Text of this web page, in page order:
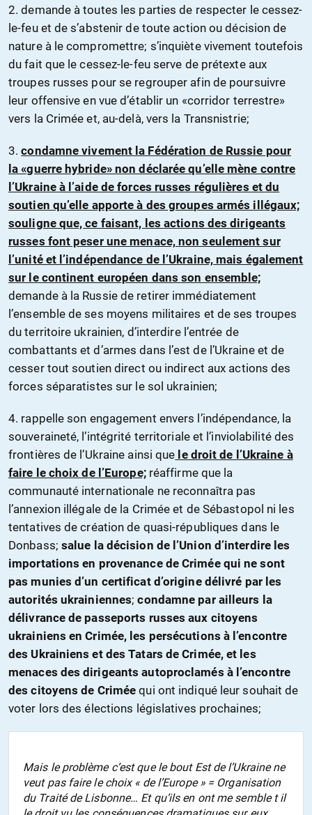
2. demande à toutes les parties de respecter le cessez-
le-feu et de s’abstenir de toute action ou décision de
nature à le compromettre; s’inquiète vivement toutefois
du fait que le cessez-le-feu serve de prétexte aux
troupes russes pour se regrouper afin de poursuivre
leur offensive en vue d’établir un «corridor terrestre»
vers la Crimée et, au-delà, vers la Transnistrie;
3.condamne vivement la Fédération de Russie pour
la «guerre hybride» non déclarée qu’elle mène contre
l’Ukraine à l’aide de forces russes régulières et du
soutien qu’elle apporte à des groupes armés illégaux;
souligne que, ce faisant, les actions des dirigeants
russes font peser une menace, non seulement sur
l’unité et l’indépendance de l’Ukraine, mais également
sur le continent européen dans son ensemble;
demande à la Russie de retirer immédiatement
l’ensemble de ses moyens militaires et de ses troupes
du territoire ukrainien, d’interdire l’entrée de
combattants et d’armes dans l’est de l’Ukraine et de
cesser tout soutien direct ou indirect aux actions des
forces séparatistes sur le sol ukrainien;
4. rappelle son engagement envers l’indépendance, la
souveraineté, l’intégrité territoriale et l’inviolabilité des
frontières de l’Ukraine ainsi que le droit de l’Ukraine à
faire le choix de l’Europe;réaffirme que la
communauté internationale ne reconnaîtra pas
l’annexion illégale de la Crimée et de Sébastopol ni les
tentatives de création de quasi-républiques dans le
Donbass; salue la décision de l’Union d’interdire les
importations en provenance de Crimée qui ne sont
pas munies d’un certificat d’origine délivré par les
autorités ukrainiennes;condamne par ailleurs la
délivrance de passeports russes aux citoyens
ukrainiens en Crimée, les persécutions à l’encontre
des Ukrainiens et des Tatars de Crimée, et les
menaces des dirigeants autoproclamés à l’encontre
des citoyens de Crimée qui ont indiqué leur souhait de
voter lors des élections législatives prochaines;
Mais le problème c’est que le bout Est de l’Ukraine ne
veut pas faire le choix « de l’Europe » = Organisation
du Traité de Lisbonne… Et qu’ils en ont me semble t il